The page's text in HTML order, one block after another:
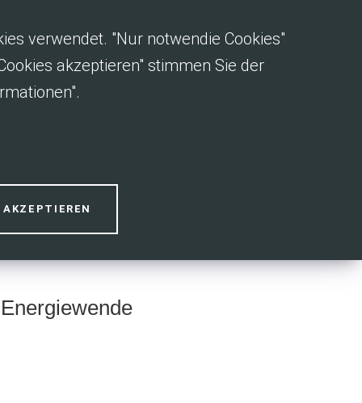
verwendet. "Nur notwendie Cookies"
akzeptieren" stimmen Sie der